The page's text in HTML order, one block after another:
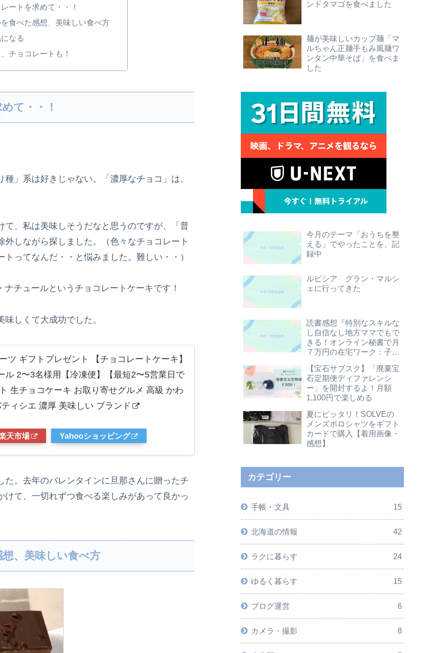
ートを求めて・・！
食べた感想、美味しい食べ方
なる
チョコレートも！
て・・！
」系は好きじゃない。「濃厚なチョコ」は、
、私は美味しそうだなと思うのですが、「普
しながら探しました。（色々なチョコレート
ってなんだ・・と悩みました。難しい・・）
ナチュールというチョコレートケーキです！
しくて大成功でした。
ツ ギフトプレゼント 【チョコレートケーキ】
ル 2〜3名様用【冷凍便】【最短2〜5営業日で
生チョコケーキ お取り寄せグルメ 高級 かわ
ィシエ 濃厚 美味しい ブランド
天市場 Yahooショッピング
。去年のバレンタインに旦那さんに贈ったチ
て、一切れずつ食べる楽しみがあって良かっ
、美味しい食べ方
ンドタマゴを食べました
麺が美味しいカップ麺「マ
ルちゃん正麺手もみ風麺ワ
ンタン中華そば」を食べま
した
今月のテーマ「おうちを整
える」でやったことを、記
録中
ルピシア グラン・マルシ
ェに行ってきた
読書感想『特別なスキルな
し自信なし地方ママでもで
きる！オンライン秘書で月
７万円の在宅ワーク：子ど
しく働く方法』
【宝石サブスク】「廃棄宝
石定期便ディファレンシ
ー」を開封するよ！月額
1,100円で楽しめる
夏にピッタリ！SOLVEの
メンズポロシャツをギフト
カードで購入【着用画像・
感想】
カテゴリー
手帳・文具 15
北海道の情報 42
ラクに暮らす 24
ゆるく暮らす 15
ブログ運営 6
カメラ・撮影 8